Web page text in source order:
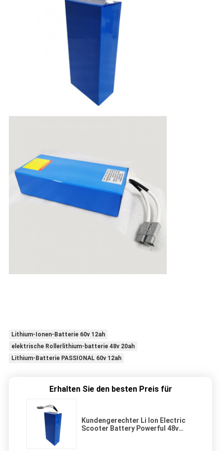
Lithium-Ionen-Batterie 60v 12ah
elektrische Rollerlithium-batterie 48v 20ah
Lithium-Batterie PASSIONAL 60v 12ah
Erhalten Sie den besten Preis für
Kundengerechter Li Ion Electric
Scooter Battery Powerful 48v